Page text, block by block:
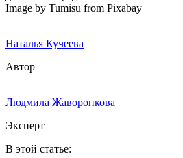
Image by Tumisu from Pixabay
Наталья Кучеева
Автор
Людмила Жаворонкова
Эксперт
В этой статье: